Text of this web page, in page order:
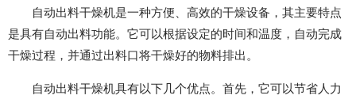
自动出料干燥机是一种方便、高效的干燥设备，其主要特点
是具有自动出料功能。它可以根据设定的时间和温度，自动完成
干燥过程，并通过出料口将干燥好的物料排出。
自动出料干燥机具有以下几个优点。首先，它可以节省人力